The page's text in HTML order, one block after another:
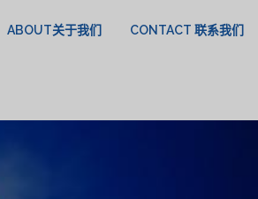
ABOUT关于我们 CONTACT 联系我们